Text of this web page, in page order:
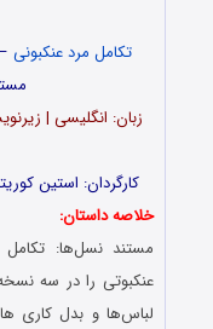
تکامل مرد عنکبونی
کارگردان: استین
خلاصه داستان:
مستند نسل‌ها:
عنکبوتی را در سه
لباس‌ها و بدل کاری ‌ها